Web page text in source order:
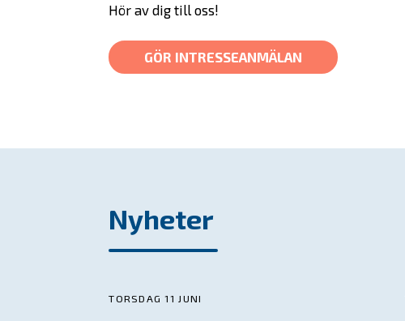
Hör av dig till oss!
GÖR INTRESSEANMÄLAN
Nyheter
TORSDAG 11 JUNI